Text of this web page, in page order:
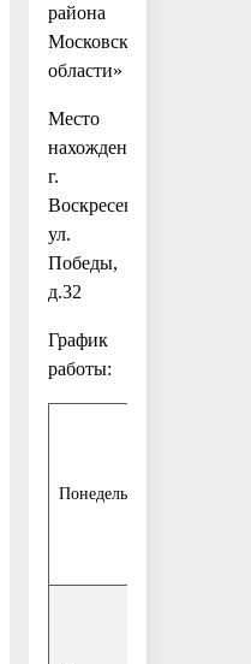
района
Московской
области»
Место
нахождения:
г.
Воскресенск,
ул.
Победы,
д.32
График
работы:
Понедельник: